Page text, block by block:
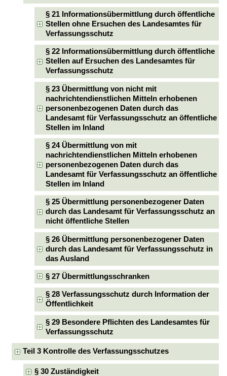
§ 21 Informationsübermittlung durch öffentliche
Stellen ohne Ersuchen des Landesamtes für
Verfassungsschutz
§ 22 Informationsübermittlung durch öffentliche
Stellen auf Ersuchen des Landesamtes für
Verfassungsschutz
§ 23 Übermittlung von nicht mit
nachrichtendienstlichen Mitteln erhobenen
personenbezogenen Daten durch das
Landesamt für Verfassungsschutz an öffentliche
Stellen im Inland
§ 24 Übermittlung von mit
nachrichtendienstlichen Mitteln erhobenen
personenbezogenen Daten durch das
Landesamt für Verfassungsschutz an öffentliche
Stellen im Inland
§ 25 Übermittlung personenbezogener Daten
durch das Landesamt für Verfassungsschutz an
nicht öffentliche Stellen
§ 26 Übermittlung personenbezogener Daten
durch das Landesamt für Verfassungsschutz in
das Ausland
§ 27 Übermittlungsschranken
§ 28 Verfassungsschutz durch Information der
Öffentlichkeit
§ 29 Besondere Pflichten des Landesamtes für
Verfassungsschutz
Teil 3 Kontrolle des Verfassungsschutzes
§ 30 Zuständigkeit